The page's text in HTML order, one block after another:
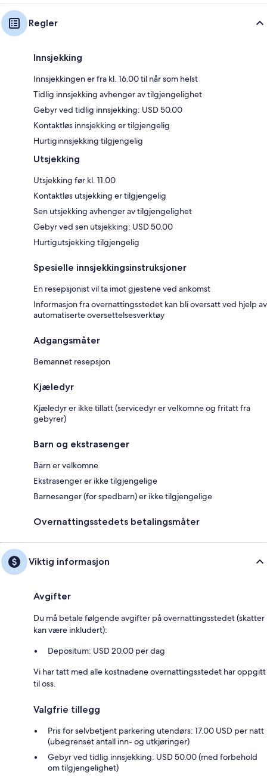
Regler
Innsjekking
Innsjekkingen er fra kl. 16.00 til når som helst
Tidlig innsjekking avhenger av tilgjengelighet
Gebyr ved tidlig innsjekking: USD 50.00
Kontaktløs innsjekking er tilgjengelig
Hurtiginnsjekking tilgjengelig
Utsjekking
Utsjekking før kl. 11.00
Kontaktløs utsjekking er tilgjengelig
Sen utsjekking avhenger av tilgjengelighet
Gebyr ved sen utsjekking: USD 50.00
Hurtigutsjekking tilgjengelig
Spesielle innsjekkingsinstruksjoner
En resepsjonist vil ta imot gjestene ved ankomst
Informasjon fra overnattingsstedet kan bli oversatt ved hjelp av
automatiserte oversettelsesverktøy
Adgangsmåter
Bemannet resepsjon
Kjæledyr
Kjæledyr er ikke tillatt (servicedyr er velkomne og fritatt fra
gebyrer)
Barn og ekstrasenger
Barn er velkomne
Ekstrasenger er ikke tilgjengelige
Barnesenger (for spedbarn) er ikke tilgjengelige
Overnattingsstedets betalingsmåter
Viktig informasjon
Avgifter
Du må betale følgende avgifter på overnattingsstedet (skatter
kan være inkludert):
Depositum: USD 20.00 per dag
Vi har tatt med alle kostnadene overnattingsstedet har oppgitt
til oss.
Valgfrie tillegg
Pris for selvbetjent parkering utendørs: 17.00 USD per natt
(ubegrenset antall inn- og utkjøringer)
Gebyr ved tidlig innsjekking: USD 50.00 (med forbehold
om tilgjengelighet)